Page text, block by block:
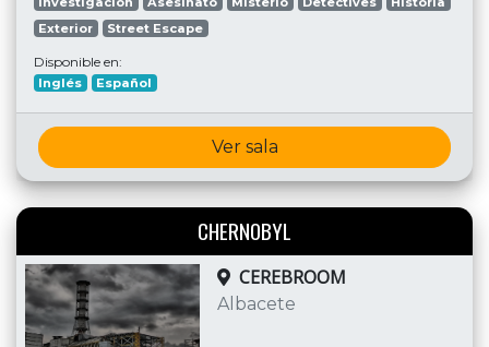
Exterior
Street Escape
Disponible en:
Inglés Español
Ver sala
CHERNOBYL
CEREBROOM
Albacete